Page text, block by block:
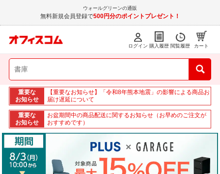
ウォールグリーンの通販
無料新規会員登録で500円分のポイントプレゼント！
ログイン 購入履歴 閲覧履歴 カート
重要な
お知らせ
【重要なお知らせ】「令和8年熊本地震」の影響による商品お
届け遅延について
重要な
お知らせ
お盆期間中の商品配送に関するお知らせ（お早めのご注文が
おすすめです）